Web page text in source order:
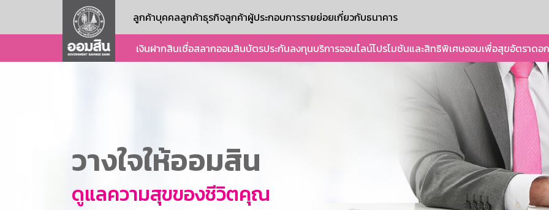
ลูกค้าบุคคลลูกค้าธุรกิจลูกค้าผู้ประกอบการรายย่อยเกี่ยวกับธนาคาร
เงินฝากสินเชื่อสลากออมสินบัตรประกันลงทุนบริการออนไลน์โปรโมชันและสิทธิพิเศษออมเพื่อสุขอัตราดอ
วางใจให้ออมสิน
ดูแลความสุขของชีวิตคุณ